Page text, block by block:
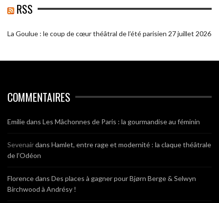
RSS
La Goulue : le coup de cœur théâtral de l’été parisien 27 juillet 2026
COMMENTAIRES
Emiliedans Les Mâchonnes de Paris : la gourmandise au féminin
Sevenairdans Hamlet, entre rage et modernité : la claque théâtrale
de l’Odéon
Florencedans Des places à gagner pour Bjørn Berge & Selwyn
Birchwood à Andrésy !